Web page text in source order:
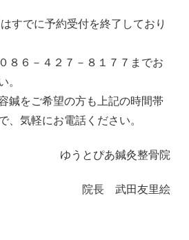
すでに予約受付を終了しており
８６－４２７－８１７７までお
。
鍼をご希望の方も上記の時間帯
、気軽にお電話ください。
ゆうとぴあ鍼灸整骨院
院長 武田友里絵